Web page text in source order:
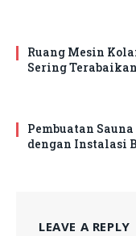
Ruang Mesin
Sering Terabaikan
Pembuatan
dengan Instalasi
LEAVE A REPLY